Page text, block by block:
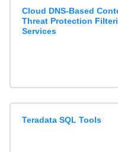
Cloud DNS-Based
Threat Protection
Services
Teradata SQL Tools